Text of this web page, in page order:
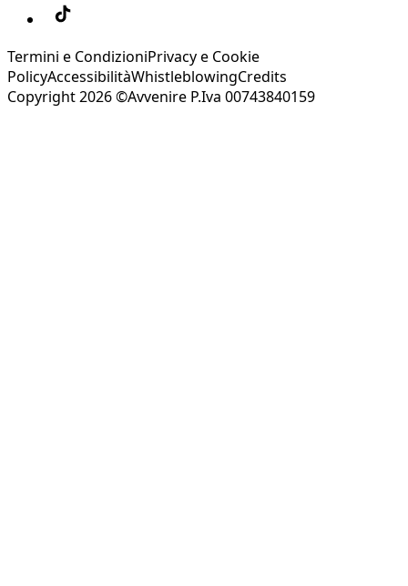
Termini e CondizioniPrivacy e Cookie
PolicyAccessibilitàWhistleblowingCredits
Copyright 2026 ©Avvenire P.Iva 00743840159